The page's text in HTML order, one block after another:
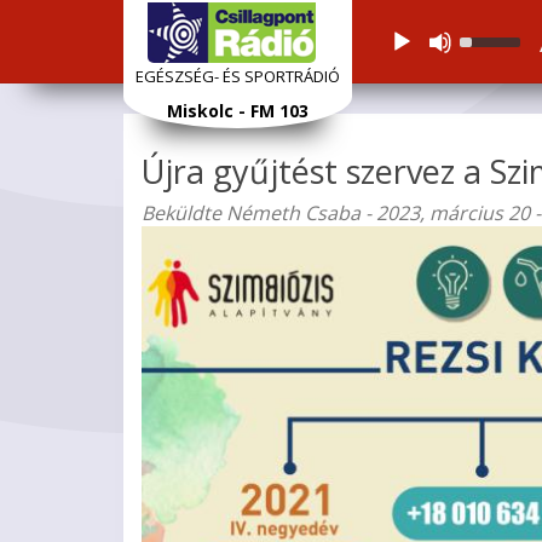
Ugrás
EGÉSZSÉG- ÉS SPORTRÁDIÓ
Miskolc - FM 103
Audiolejátszó
Fel/Le
nyíl
a
hangerő
vagy
Újra gyűjtést szervez a
BeküldteNémeth Csaba - 2023, március 20